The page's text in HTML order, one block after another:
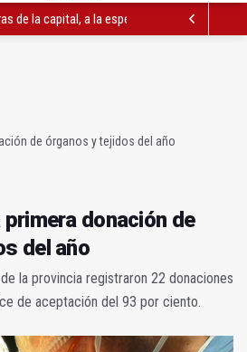
de la capital, a la espera de que se restaure
de órganos y tejidos del año
donación de
del año
la provincia registraron 22 donaciones
de aceptación del 93 por ciento.